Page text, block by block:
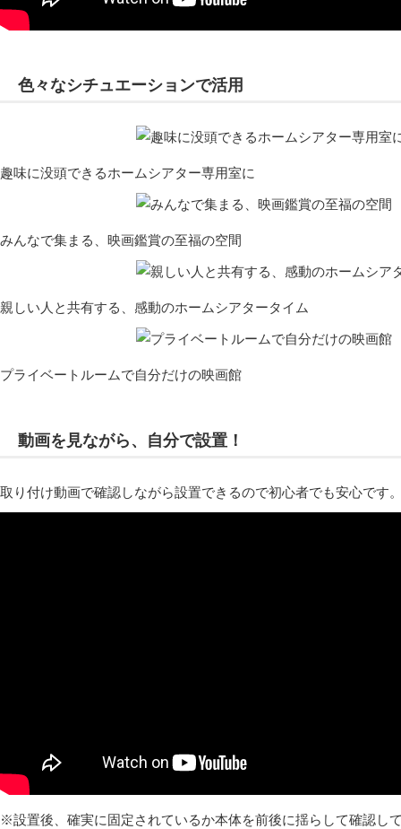
色々なシチュエーションで活用
趣味に没頭できるホームシアター専用室に
みんなで集まる、映画鑑賞の至福の空間
親しい人と共有する、感動のホームシアタータイム
プライベートルームで自分だけの映画館
動画を見ながら、自分で設置！
取り付け動画で確認しながら設置できるので初心者でも安心です
※設置後、確実に固定されているか本体を前後に揺らして確認し